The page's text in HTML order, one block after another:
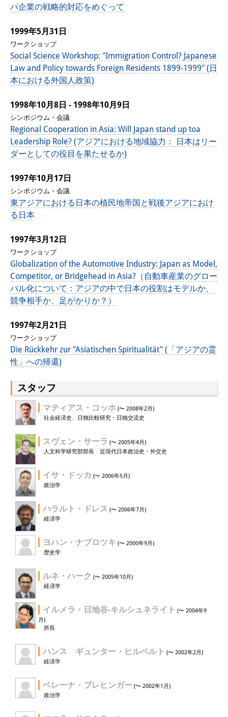
パ企業の戦略的対応をめぐって
1999年5月31日
ワークショップ
Social Science Workshop: "Immigration Control? Japanese
Law and Policy towards Foreign Residents 1899-1999" (日
本における外国人政策)
1998年10月8日 - 1998年10月9日
シンポジウム・会議
Regional Cooperation in Asia: Will Japan stand up toa
Leadership Role? (アジアにおける地域協力： 日本はリー
ダーとしての役目を果たせるか)
1997年10月17日
シンポジウム・会議
東アジアにおける日本の植民地帝国と戦後アジアにおけ
る日本
1997年3月12日
ワークショップ
Globalization of the Automotive Industry: Japan as Model,
Competitor, or Bridgehead in Asia?（自動車産業のグロー
バル化について：アジアの中で日本の役割はモデルか、
競争相手か、足がかりか？）
1997年2月21日
ワークショップ
Die Rückkehr zur "Asiatischen Spiritualität" (「アジアの霊
性」への帰還)
スタッフ
マティアス・コッホ (〜 2008年2月)
社会経済史、日独比較研究・日独交流史
スヴェン・サーラ (〜 2005年4月)
人文科学研究部部長 近現代日本政治史・外交史
イサ・ドッカ (〜 2006年5月)
政治学
ハラルト・ドレス (〜 2006年7月)
経済学
ヨハン・ナブロツキ (〜 2000年9月)
歴史学
ルネ・ハーク (〜 2005年10月)
経済学
イルメラ・日地谷-キルシュネライト (〜 2004年9
月)
所長
ハンス ギュンター・ヒルペルト (〜 2002年2月)
経済学
ベレーナ・ブレヒンガー (〜 2002年1月)
政治学